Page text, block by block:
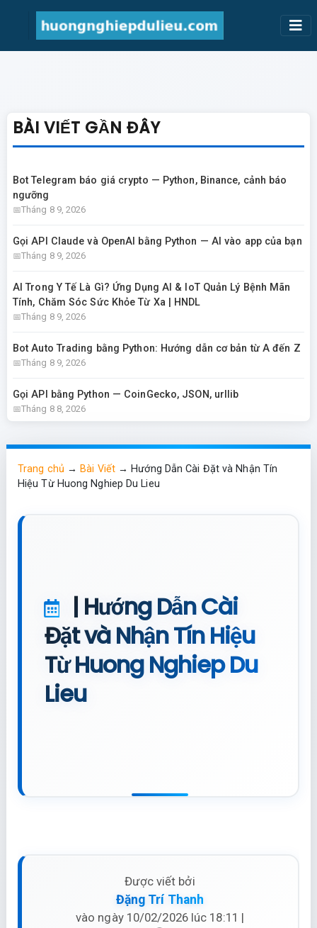
BÀI VIẾT GẦN ĐÂY
Bot Telegram báo giá crypto — Python, Binance, cảnh báo
ngưỡng
Tháng 8 9, 2026
Gọi API Claude và OpenAI bằng Python — AI vào app của bạn
Tháng 8 9, 2026
AI Trong Y Tế Là Gì? Ứng Dụng AI & IoT Quản Lý Bệnh Mãn
Tính, Chăm Sóc Sức Khỏe Từ Xa | HNDL
Tháng 8 9, 2026
Bot Auto Trading bằng Python: Hướng dẫn cơ bản từ A đến Z
Tháng 8 9, 2026
Gọi API bằng Python — CoinGecko, JSON, urllib
Tháng 8 8, 2026
Trang chủ →Bài Viết→Hướng Dẫn Cài Đặt và Nhận Tín
Hiệu Từ Huong Nghiep Du Lieu
| Hướng Dẫn Cài
Đặt và Nhận Tín Hiệu
Từ Huong Nghiep Du
Lieu
Được viết bởi
Đặng Trí Thanh
vào ngày 10/02/2026 lúc 18:11 |